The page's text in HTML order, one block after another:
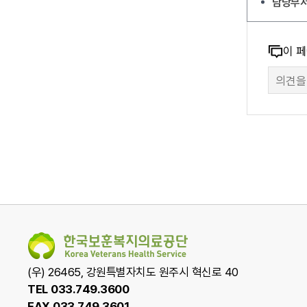
콘텐츠
만족도
조사
이
만족도
조사
(우) 26465, 강원특별자치도 원주시 혁신로 40
TEL 033.749.3600